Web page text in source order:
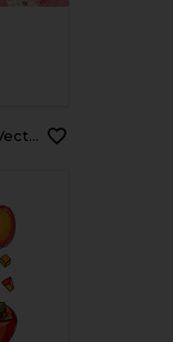
or background